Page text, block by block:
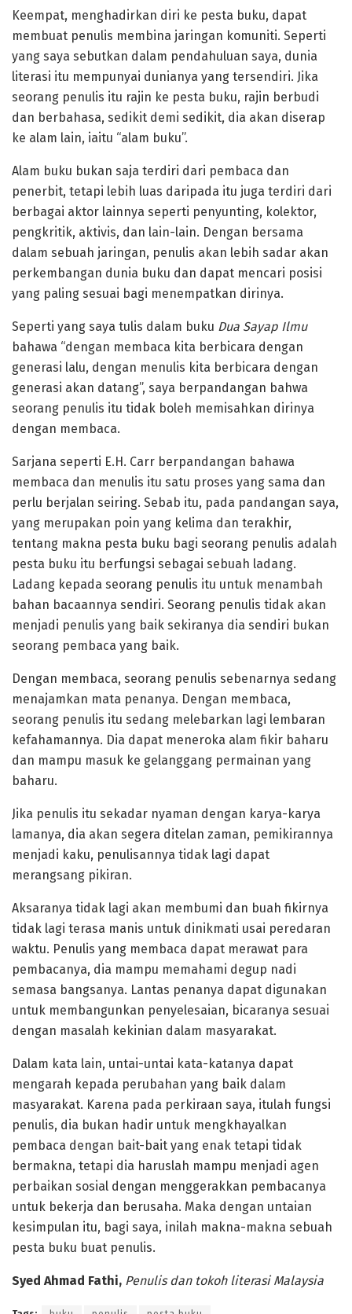
Keempat, menghadirkan diri ke pesta buku, dapat
membuat penulis membina jaringan komuniti. Seperti
yang saya sebutkan dalam pendahuluan saya, dunia
literasi itu mempunyai dunianya yang tersendiri. Jika
seorang penulis itu rajin ke pesta buku, rajin berbudi
dan berbahasa, sedikit demi sedikit, dia akan diserap
ke alam lain, iaitu “alam buku”.
Alam buku bukan saja terdiri dari pembaca dan
penerbit, tetapi lebih luas daripada itu juga terdiri dari
berbagai aktor lainnya seperti penyunting, kolektor,
pengkritik, aktivis, dan lain-lain. Dengan bersama
dalam sebuah jaringan, penulis akan lebih sadar akan
perkembangan dunia buku dan dapat mencari posisi
yang paling sesuai bagi menempatkan dirinya.
Seperti yang saya tulis dalam buku Dua Sayap Ilmu
bahawa “dengan membaca kita berbicara dengan
generasi lalu, dengan menulis kita berbicara dengan
generasi akan datang”, saya berpandangan bahwa
seorang penulis itu tidak boleh memisahkan dirinya
dengan membaca.
Sarjana seperti E.H. Carr berpandangan bahawa
membaca dan menulis itu satu proses yang sama dan
perlu berjalan seiring. Sebab itu, pada pandangan saya,
yang merupakan poin yang kelima dan terakhir,
tentang makna pesta buku bagi seorang penulis adalah
pesta buku itu berfungsi sebagai sebuah ladang.
Ladang kepada seorang penulis itu untuk menambah
bahan bacaannya sendiri. Seorang penulis tidak akan
menjadi penulis yang baik sekiranya dia sendiri bukan
seorang pembaca yang baik.
Dengan membaca, seorang penulis sebenarnya sedang
menajamkan mata penanya. Dengan membaca,
seorang penulis itu sedang melebarkan lagi lembaran
kefahamannya. Dia dapat meneroka alam fikir baharu
dan mampu masuk ke gelanggang permainan yang
baharu.
Jika penulis itu sekadar nyaman dengan karya-karya
lamanya, dia akan segera ditelan zaman, pemikirannya
menjadi kaku, penulisannya tidak lagi dapat
merangsang pikiran.
Aksaranya tidak lagi akan membumi dan buah fikirnya
tidak lagi terasa manis untuk dinikmati usai peredaran
waktu. Penulis yang membaca dapat merawat para
pembacanya, dia mampu memahami degup nadi
semasa bangsanya. Lantas penanya dapat digunakan
untuk membangunkan penyelesaian, bicaranya sesuai
dengan masalah kekinian dalam masyarakat.
Dalam kata lain, untai-untai kata-katanya dapat
mengarah kepada perubahan yang baik dalam
masyarakat. Karena pada perkiraan saya, itulah fungsi
penulis, dia bukan hadir untuk mengkhayalkan
pembaca dengan bait-bait yang enak tetapi tidak
bermakna, tetapi dia haruslah mampu menjadi agen
perbaikan sosial dengan menggerakkan pembacanya
untuk bekerja dan berusaha. Maka dengan untaian
kesimpulan itu, bagi saya, inilah makna-makna sebuah
pesta buku buat penulis.
Syed Ahmad Fathi, Penulis dan tokoh literasi Malaysia